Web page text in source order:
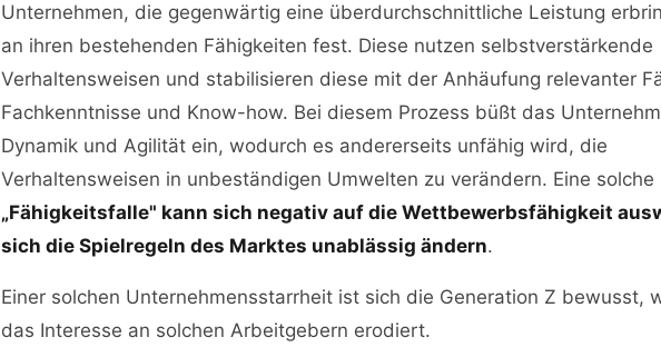
Unternehmen, die gegenwärtig eine überdurchschnittliche Leistung
an ihren bestehenden Fähigkeiten fest. Diese nutzen selbstverstärkende
Verhaltensweisen und stabilisieren diese mit der Anhäufung relevanter
Fachkenntnisse und Know-how. Bei diesem Prozess büßt das
Dynamik und Agilität ein, wodurch es andererseits unfähig wird, die
Verhaltensweisen in unbeständigen Umwelten zu verändern. Eine solche
„Fähigkeitsfalle" kann sich negativ auf die Wettbewerbsfähigkeit
sich die Spielregeln des Marktes unablässig ändern.
Einer solchen Unternehmensstarrheit ist sich die Generation Z bewusst,
das Interesse an solchen Arbeitgebern erodiert.